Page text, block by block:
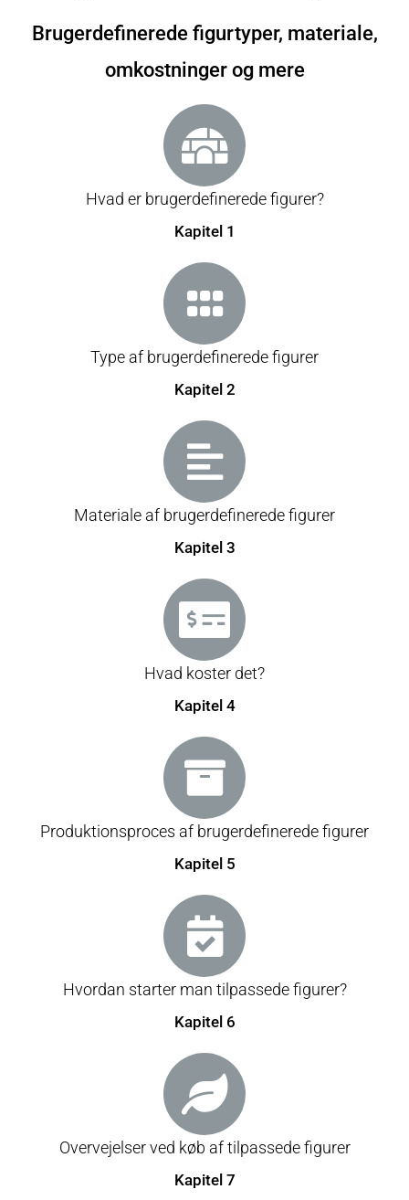
Brugerdefinerede figurtyper, materiale,
omkostninger og mere
Hvad er brugerdefinerede figurer?
Kapitel 1
Type af brugerdefinerede figurer
Kapitel 2
Materiale af brugerdefinerede figurer
Kapitel 3
Hvad koster det?
Kapitel 4
Produktionsproces af brugerdefinerede figurer
Kapitel 5
Hvordan starter man tilpassede figurer?
Kapitel 6
Overvejelser ved køb af tilpassede figurer
Kapitel 7